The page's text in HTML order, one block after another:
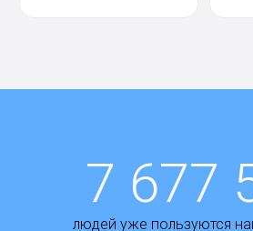
7 677
людей уже пользуются